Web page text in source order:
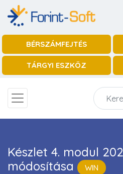
BÉRSZÁMFEJTÉS
TÁRGYI ESZKÖZ
Készlet 4. modul
módosítása
WIN